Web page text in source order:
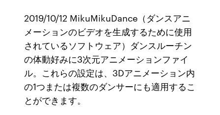
2019/10/12 MikuMikuDance（ダンスアニ
メーションのビデオを生成するために使用
されているソフトウェア）ダンスルーチン
の体動好みに3次元アニメーションファイ
ル。これらの設定は、3Dアニメーション内
の1つまたは複数のダンサーにも適用するこ
とができます。